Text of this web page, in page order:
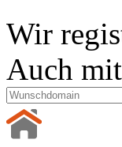
Wir
Auch